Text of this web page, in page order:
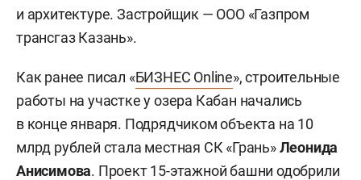
и архитектуре. Застройщик — ООО «Газпром
трансгаз Казань».
Как ранее писал «БИЗНЕС Online», строительные
работы на участке у озера Кабан начались
в конце января. Подрядчиком объекта на 10
млрд рублей стала местная СК «Грань»Леонида
Анисимова. Проект 15-этажной башни одобрили